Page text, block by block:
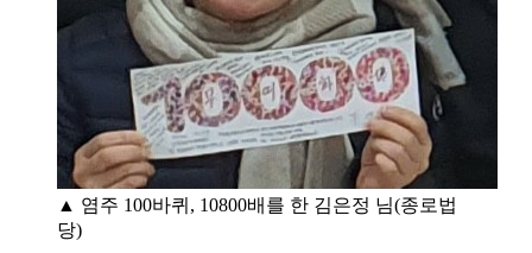
▲ 염주 100바퀴, 10800배를 한 김은정 님(종로법
당)